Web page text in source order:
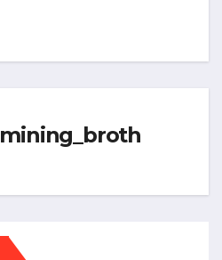
mining_broth